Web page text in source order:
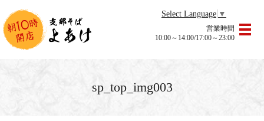
メ
営業時間
10:00～14:00/17:00～23:00
Select Language ▼
sp_top_img003